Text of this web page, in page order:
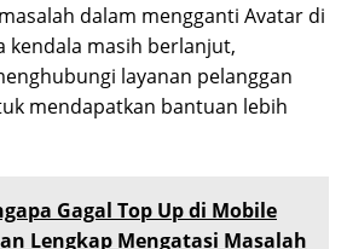
dalam mengganti Avatar di
kendala masih berlanjut,
layanan pelanggan
mendapatkan bantuan lebih
Gagal Top Up di Mobile
Lengkap Mengatasi Masalah